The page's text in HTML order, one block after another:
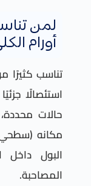
لمن
أورام
تناسب كثيرًا
استئصالًا
حالات
مكانه
البول داخل
المصاحبة.